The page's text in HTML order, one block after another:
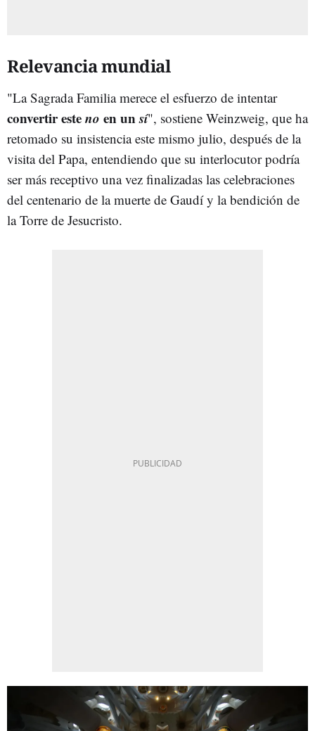
Relevancia mundial
"La Sagrada Familia merece el esfuerzo de intentar
convertir esteno en unsí", sostiene Weinzweig, que ha
retomado su insistencia este mismo julio, después de la
visita del Papa, entendiendo que su interlocutor podría
ser más receptivo una vez finalizadas las celebraciones
del centenario de la muerte de Gaudí y la bendición de
la Torre de Jesucristo.